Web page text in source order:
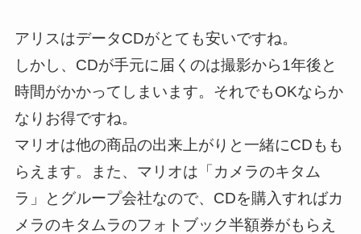
アリスはデータCDがとても安いですね。
しかし、CDが手元に届くのは撮影から1年後と
時間がかかってしまいます。それでもOKならか
なりお得ですね。
マリオは他の商品の出来上がりと一緒にCDもも
らえます。また、マリオは「カメラのキタム
ラ」とグループ会社なので、CDを購入すればカ
メラのキタムラのフォトブック半額券がもらえ